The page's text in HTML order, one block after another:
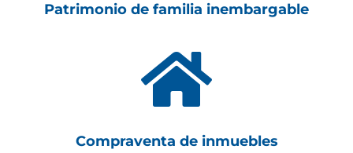
Patrimonio de familia inembargable

Compraventa de inmuebles